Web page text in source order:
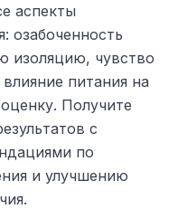
аспекты
озабоченность
изоляцию, чувство
питания на
Получите
с
по
и улучшению